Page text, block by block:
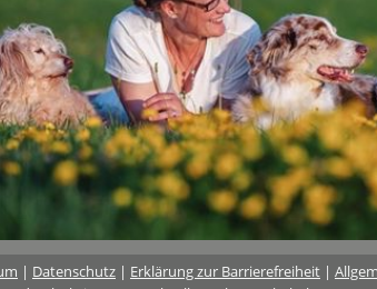
| Datenschutz | Erklärung zur Barrierefreiheit |